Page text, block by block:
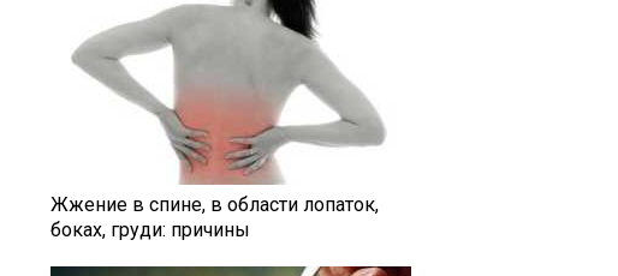
Жжение в спине, в области лопаток,
боках, груди: причины